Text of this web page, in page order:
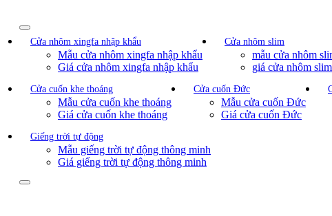
Cửa nhôm xingfa nhập khẩu
Mẫu cửa nhôm xingfa nhập khẩu
Giá cửa nhôm xingfa nhập khẩu
Cửa nhôm slim
mẫu cửa nhôm
giá cửa nhôm slim
Cửa cuốn khe thoáng
Mẫu cửa cuốn khe thoáng
Giá cửa cuốn khe thoáng
Cửa cuốn Đức
Mẫu cửa cuốn Đức
Giá cửa cuốn Đức
Giếng trời tự động
Mẫu giếng trời tự động thông minh
Giá giếng trời tự động thông minh